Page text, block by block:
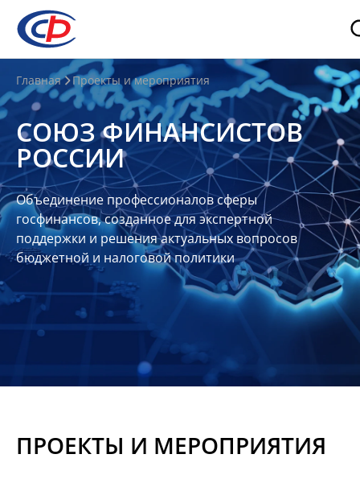
О
нас
О
СФР
Совет
Союза
Участники
Планы
отчеты
Контакты
Материалы
Главная Проекты и мероприятия
СОЮЗ ФИНАНСИСТОВ
РОССИИ
Объединение профессионалов сферы
госфинансов, созданное для экспертной
поддержки и решения актуальных вопросов
бюджетной и налоговой политики
ПРОЕКТЫ И МЕРОПРИЯТИЯ